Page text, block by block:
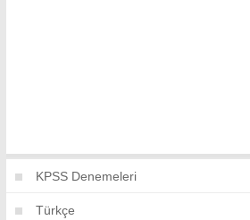
KPSS Denemeleri
Türkçe